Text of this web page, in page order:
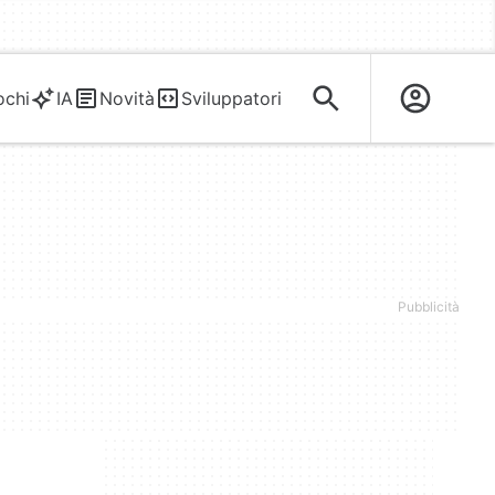
IA Novità Sviluppatori